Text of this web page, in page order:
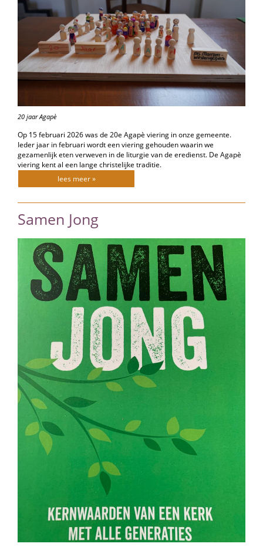
20 jaar Agapè
Op 15 februari 2026 was de 20e Agapè viering in onze gemeente.
Ieder jaar in februari wordt een viering gehouden waarin we
gezamenlijk eten verweven in de liturgie van de eredienst. De Agapè
viering kent al een lange christelijke traditie.
lees meer »
Samen Jong